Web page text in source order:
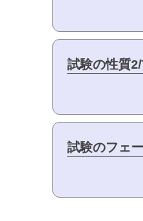
試験の性質
試験のフェ